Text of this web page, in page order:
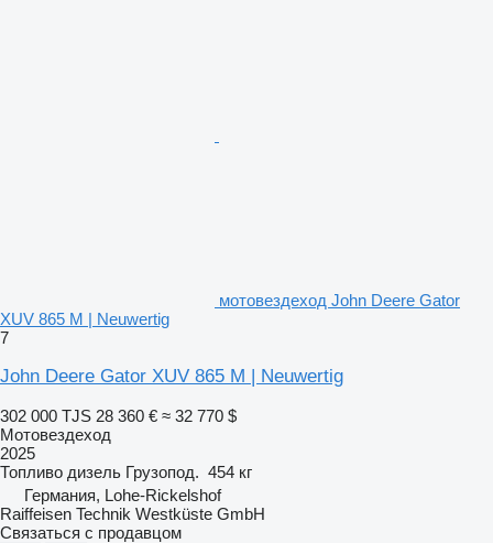
мотовездеход John Deere Gator
XUV 865 M | Neuwertig
7
John Deere Gator XUV 865 M | Neuwertig
302 000 TJS 28 360 € ≈ 32 770 $
Мотовездеход
2025
Топливо дизель Грузопод. 454 кг
Германия, Lohe-Rickelshof
Raiffeisen Technik Westküste GmbH
Связаться с продавцом